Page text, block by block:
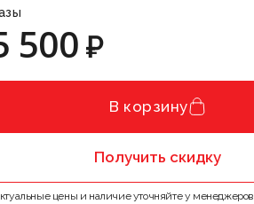
500 ₽
В корзину
Получить скидку
цены и наличие уточняйте у менеджеров